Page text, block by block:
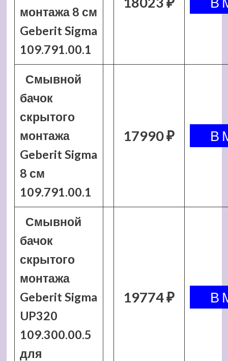
монтажа 8 см
Geberit Sigma
109.791.00.1
Смывной
бачок
скрытого
монтажа
Geberit Sigma
8 см
109.791.00.1
17990 ₽
Смывной
бачок
скрытого
монтажа
Geberit Sigma
UP320
109.300.00.5
для
19774 ₽